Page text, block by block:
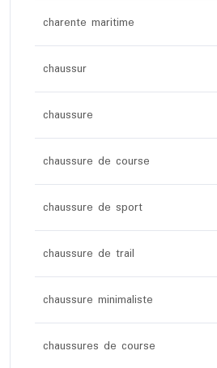
charente maritime
chaussur
chaussure
chaussure de course
chaussure de sport
chaussure de trail
chaussure minimaliste
chaussures de course